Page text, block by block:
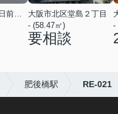
大阪市中央区千日前１丁目
大阪市北区堂島２丁目
- (58.47㎡)
要相談
-
肥後橋駅 RE-021